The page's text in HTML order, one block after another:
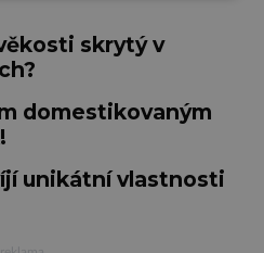
skrytý v
domestikovaným
unikátní vlastnosti